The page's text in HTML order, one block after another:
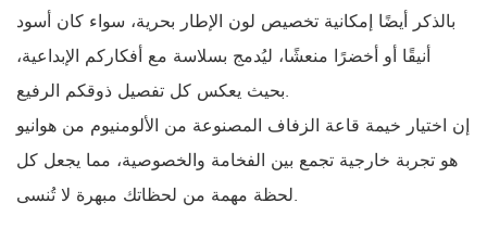
بالذكر أيضًا إمكانية تخصيص لون الإطار بحرية، سواء كان أسود
أنيقًا أو أخضرًا منعشًا، ليُدمج بسلاسة مع أفكاركم الإبداعية،
بحيث يعكس كل تفصيل ذوقكم الرفيع.
إن اختيار خيمة قاعة الزفاف المصنوعة من الألومنيوم من هوانيو
هو تجربة خارجية تجمع بين الفخامة والخصوصية، مما يجعل كل
لحظة مهمة من لحظاتك مبهرة لا تُنسى.